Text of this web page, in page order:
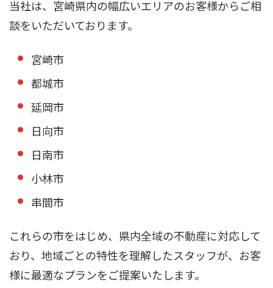
当社は、宮崎県内の幅広いエリアのお客様からご相
談をいただいております。
宮崎市
都城市
延岡市
日向市
日南市
小林市
串間市
これらの市をはじめ、県内全域の不動産に対応して
おり、地域ごとの特性を理解したスタッフが、お客
様に最適なプランをご提案いたします。